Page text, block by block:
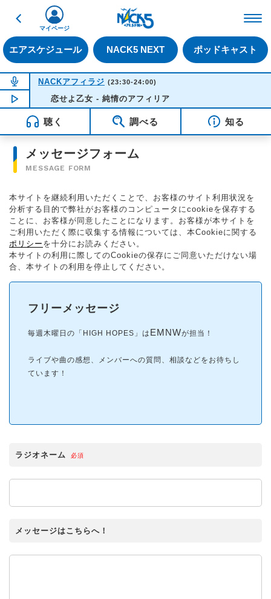
戻る
エアスケジュール NACK5 NEXT ポッドキャスト
マイページ
NOW ON AIR
NACKアフィラジ (23:30-24:00)
NOW PLAYING23:43
恋せよ乙女 - 純情のアフィリア
聴く 調べる 知る
メッセージフォーム
MESSAGE FORM
本サイトを継続利用いただくことで、お客様のサイト利用状況を
分析する目的で弊社がお客様のコンピュータにcookieを保存する
ことに、お客様が同意したことになります。お客様が本サイトを
ご利用いただく際に収集する情報については、本Cookieに関する
ポリシー を十分にお読みください。
本サイトの利用に際してのCookieの保存にご同意いただけない場
合、本サイトの利用を停止してください。
フリーメッセージ
毎週木曜日の「HIGH HOPES」は EMNWが担当！
ライブや曲の感想、メンバーへの質問、相談などをお待ちし
ています！
ラジオネーム 必須
メッセージはこちらへ！